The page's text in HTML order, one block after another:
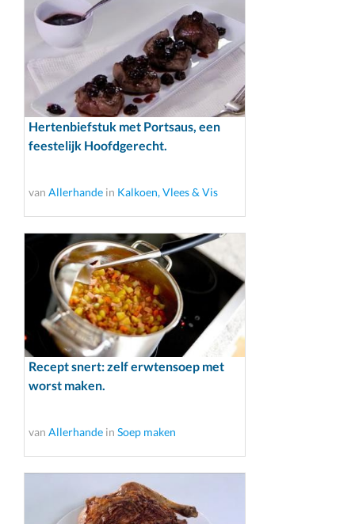
Hertenbiefstuk met Portsaus, een
feestelijk Hoofdgerecht.
van Allerhande in Kalkoen, Vlees & Vis
Recept snert: zelf erwtensoep met
worst maken.
van Allerhande in Soep maken